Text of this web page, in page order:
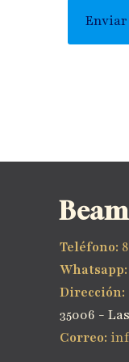
Teléfono:
Whatsapp:
Dirección:
35006 -
Correo: